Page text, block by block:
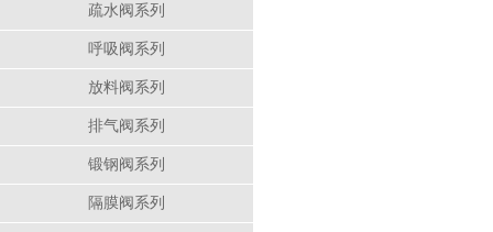
疏水阀系列
呼吸阀系列
放料阀系列
排气阀系列
锻钢阀系列
隔膜阀系列